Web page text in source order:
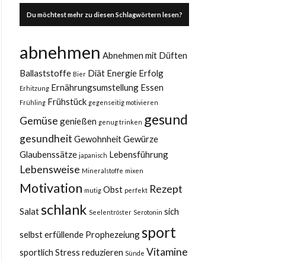
Du möchtest mehr zu diesen Schlagwörtern lesen?
abnehmen Abnehmen mit Düften
Ballaststoffe Bier Diät Energie Erfolg
Erhitzung Ernährungsumstellung Essen
Frühling Frühstück gegenseitig motivieren
Gemüse genießen genug trinken gesund
gesundheit GewohnheitGewürze
Glaubenssätze japanisch Lebensführung
Lebensweise Mineralstoffe mixen
Motivation mutig Obst perfekt Rezept
Salatschlank Seelentröster Serotonin sich
selbst erfüllende Prophezeiungsport
sportlich Stress reduzieren Sünde Vitamine